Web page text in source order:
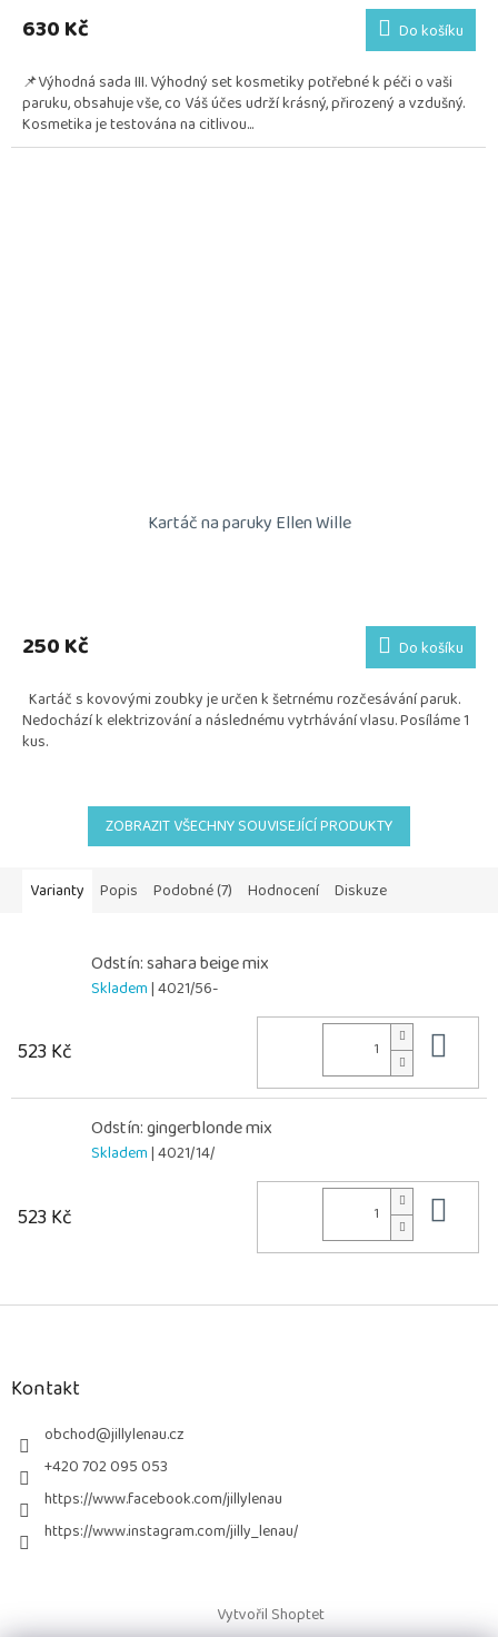
produktu
je
z
5
hvězdiček.
630 Kč Do košíku
📌Výhodná sada III. Výhodný set kosmetiky potřebné k péči o vaši
paruku, obsahuje vše, co Váš účes udrží krásný, přirozený a vzdušný.
Kosmetika je testována na citlivou...
Kartáč na paruky Ellen Wille
produktu
je
5
hvězdiček.
250 Kč Do košíku
Kartáč s kovovými zoubky je určen k šetrnému rozčesávání paruk.
Nedochází k elektrizování a následnému vytrhávání vlasu. Posíláme 1
kus.
ZOBRAZIT VŠECHNY SOUVISEJÍCÍ PRODUKTY
Varianty Popis Podobné (7) Hodnocení Diskuze
Odstín: sahara beige mix
Skladem| 4021/56-
523 Kč
Odstín: gingerblonde mix
Skladem| 4021/14/
523 Kč
Z
Kontakt
obchod@jillylenau.cz
+420 702 095 053
https://www.facebook.com/jillylenau
https://www.instagram.com/jilly_lenau/
Vytvořil Shoptet